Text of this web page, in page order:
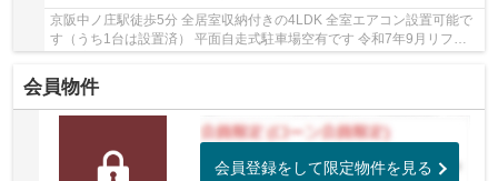
京阪中ノ庄駅徒歩5分 全居室収納付きの4LDK 全室エアコン設置可能で
す（うち1台は設置済） 平面自走式駐車場空有です 令和7年9月リフォ
ーム済みです
会員物件
会員登録をして限定物件を見る